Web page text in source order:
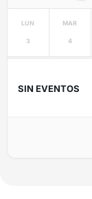
LUN
3
MAR
4
SIN EVENTOS